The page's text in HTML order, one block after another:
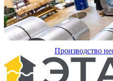
Производство